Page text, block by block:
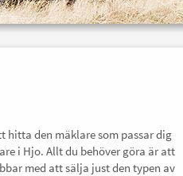
hitta den mäklare som passar dig
i Hjo. Allt du behöver göra är att
med att sälja just den typen av